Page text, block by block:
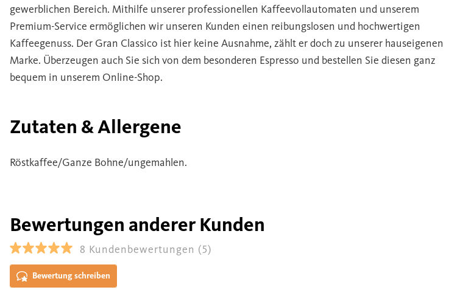
gewerblichen Bereich. Mithilfe unserer professionellen Kaffeevollautomaten und unserem
Premium-Service ermöglichen wir unseren Kunden einen reibungslosen und hochwertigen
Kaffeegenuss. Der Gran Classico ist hier keine Ausnahme, zählt er doch zu unserer hauseigenen
Marke. Überzeugen auch Sie sich von dem besonderen Espresso und bestellen Sie diesen ganz
bequem in unserem Online-Shop.
Zutaten & Allergene
Röstkaffee/Ganze Bohne/ungemahlen.
Bewertungen anderer Kunden
8 Kundenbewertungen (5)
Bewertung schreiben